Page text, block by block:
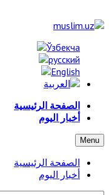
الصفحة الرئيسية
أخبار اليوم
Menu
الصفحة الرئيسية
أخبار اليوم